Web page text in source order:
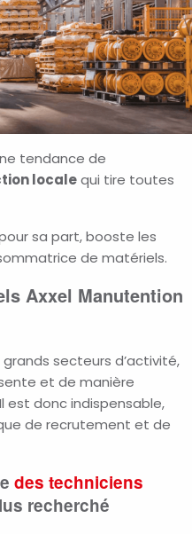
tendance de
localequi tire toutes
sa part, booste les
de matériels.
Axxel Manutention
secteurs d’activité,
et de manière
est donc indispensable,
de recrutement et de
des techniciens
recherché